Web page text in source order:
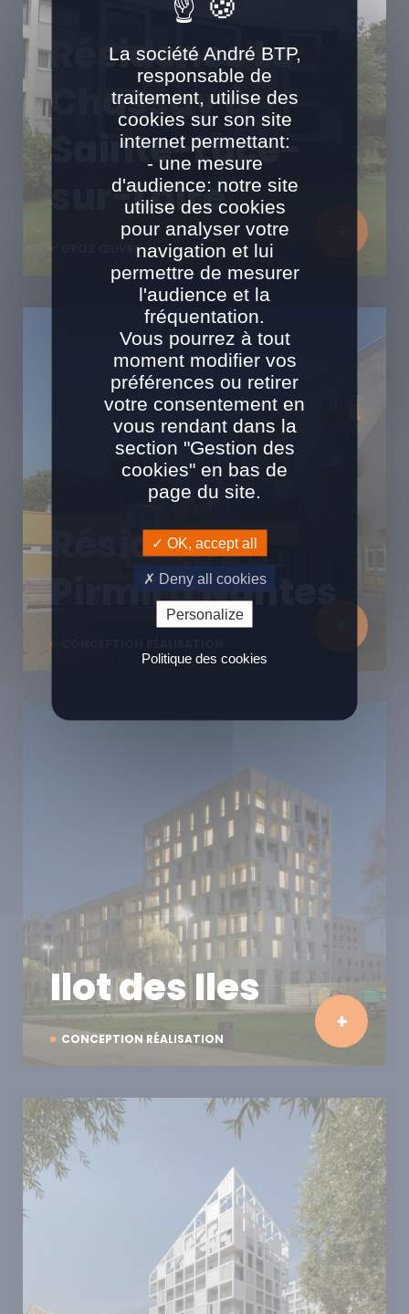
GROS ŒUVRE
Résidence Le
Chassay à
Sainte-Luce-
sur-Loire
Résidence
Pirmil à Nantes
CONCEPTION RÉALISATION
Ilot des Iles
La société André BTP,
responsable de
traitement, utilise des
cookies sur son site
internet permettant:
- une mesure
d'audience: notre site
utilise des cookies
pour analyser votre
navigation et lui
permettre de mesurer
l'audience et la
fréquentation.
Vous pourrez à tout
moment modifier vos
préférences ou retirer
votre consentement en
vous rendant dans la
section "Gestion des
cookies" en bas de
page du site.
OK, accept all
Deny all cookies
Personalize
Politique des cookies